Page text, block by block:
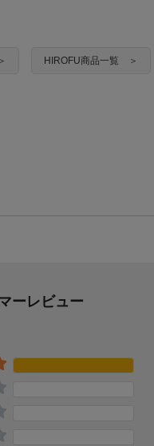
HIROFU商品一覧 ＞
ーレビュー